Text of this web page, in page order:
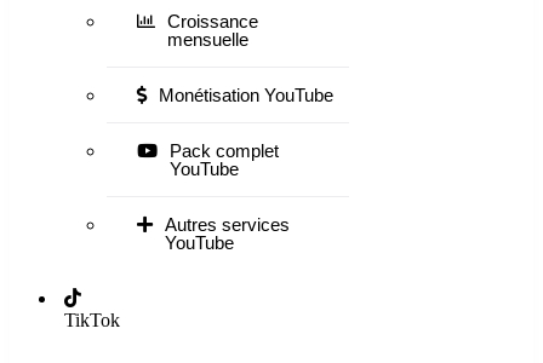
Croissance
mensuelle
Monétisation YouTube
Pack complet
YouTube
Autres services
YouTube
TikTok